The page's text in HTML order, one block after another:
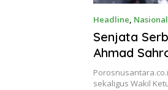
Headline, Nasional
Senjata
Ahmad
sekaligus Wakil